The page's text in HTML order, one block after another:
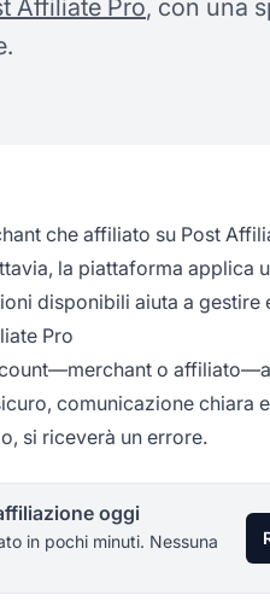
Affiliate Pro, con una
che affiliato su Post
la piattaforma applica
disponibili aiuta a
Pro
o
comunicazione chiara
si riceverà un errore.
oggi
in pochi minuti. Nessuna